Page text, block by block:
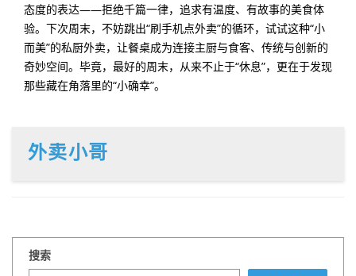
态度的表达——拒绝千篇一律，追求有温度、有故事的美食体
验。下次周末，不妨跳出“刷手机点外卖”的循环，试试这种“小
而美”的私厨外卖，让餐桌成为连接主厨与食客、传统与创新的
奇妙空间。毕竟，最好的周末，从来不止于“休息”，更在于发现
那些藏在角落里的“小确幸”。
外卖小哥
搜索